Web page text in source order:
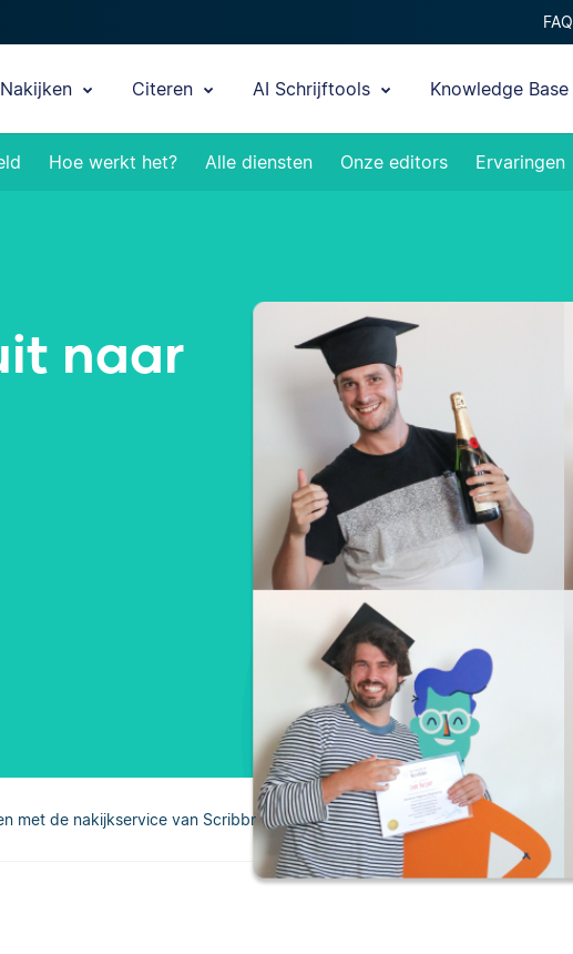
FAQ
Nakijken Citeren AI Schrijftools Knowledge Base
Hoe werkt het? Alle diensten Onze editors Ervaringen
naar
met de nakijkservice van Scribbr